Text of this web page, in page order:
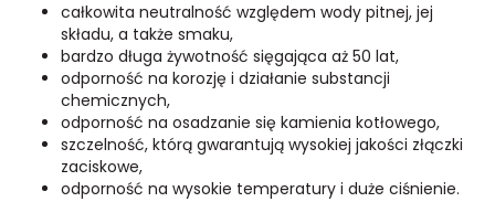
całkowita neutralność względem wody pitnej, jej
składu, a także smaku,
bardzo długa żywotność sięgająca aż 50 lat,
odporność na korozję i działanie substancji
chemicznych,
odporność na osadzanie się kamienia kotłowego,
szczelność, którą gwarantują wysokiej jakości złączki
zaciskowe,
odporność na wysokie temperatury i duże ciśnienie.